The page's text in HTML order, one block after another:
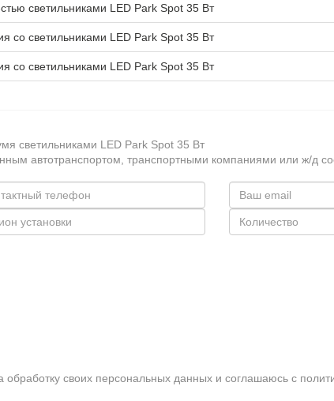
светильниками LED Park Spot 35 Вт
со светильниками LED Park Spot 35 Вт
со светильниками LED Park Spot 35 Вт
светильниками LED Park Spot 35 Вт
автотранспортом, транспортными компаниями или ж/д
своих персональных данных и соглашаюсь с